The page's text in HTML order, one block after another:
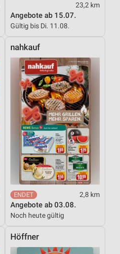
23,2 km
Angebote ab 15.07.
Gültig bis Di. 11.08.
nahkauf
2,8 km
Angebote ab 03.08.
Noch heute gültig
Höffner